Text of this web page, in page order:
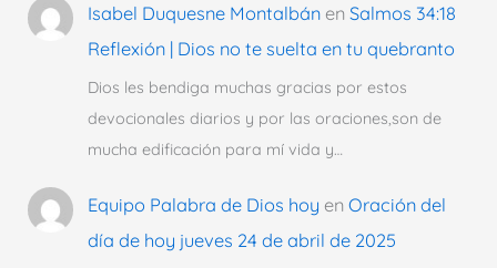
Isabel Duquesne Montalbánen Salmos 34:18
Reflexión | Dios no te suelta en tu quebranto
Dios les bendiga muchas gracias por estos
devocionales diarios y por las oraciones,son de
mucha edificación para mí vida y…
Equipo Palabra de Dios hoy en Oración del
día de hoy jueves 24 de abril de 2025